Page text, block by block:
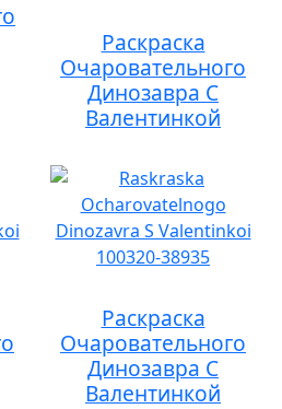
Раскраска
Очаровательного
Динозавра С
Валентинкой
Раскраска
Очаровательного
Динозавра С
Валентинкой